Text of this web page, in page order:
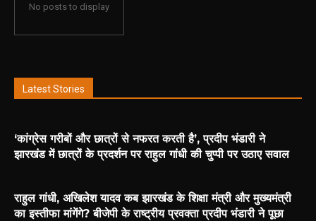
No posts to display
Latest Stories
‘कांग्रेस गरीबों और छात्रों से नफरत करती है’, प्रदीप भंडारी ने
झारखंड में छात्रों के प्रदर्शन पर राहुल गांधी की चुप्पी पर उठाए सवाल
राहुल गांधी, अखिलेश यादव कब झारखंड के शिक्षा मंत्री और मुख्यमंत्री
का इस्तीफा मांगेंगे? बीजेपी के राष्ट्रीय प्रवक्ता प्रदीप भंडारी ने पूछा